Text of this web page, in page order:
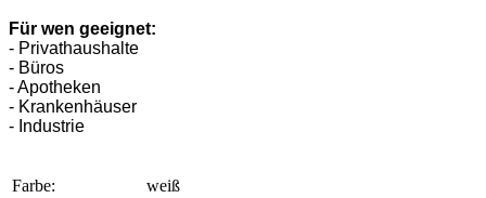
Für wen geeignet:
- Privathaushalte
- Büros
- Apotheken
- Krankenhäuser
- Industrie
Farbe:
weiß